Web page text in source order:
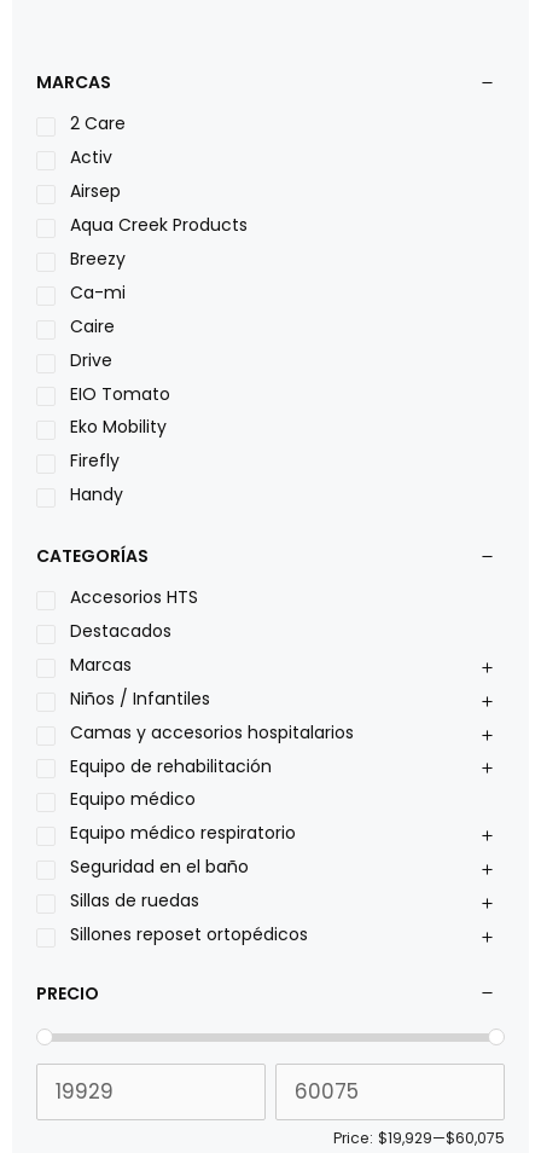
MARCAS
2 Care
Activ
Airsep
Aqua Creek Products
Breezy
Ca-mi
Caire
Drive
EIO Tomato
Eko Mobility
Firefly
Handy
Leggero
Lumex
Medical Store
Nidek
Oxiplus
Philips
Pride
Roho
Sillas de ruedas Everest Jennings
Stealth products
Xiehe Medical
CATEGORÍAS
Accesorios HTS
Destacados
Marcas
Niños / Infantiles
Camas y accesorios hospitalarios
Equipo de rehabilitación
Equipo médico
Equipo médico respiratorio
Seguridad en el baño
Sillas de ruedas
Sillones reposet ortopédicos
PRECIO
Price: $19,929—$60,075